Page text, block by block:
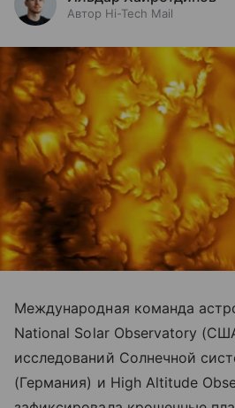
Автор Hi-Tech Mail
Международная команда
National Solar Observatory
исследований Солнечной
(Германия) и High Altitude